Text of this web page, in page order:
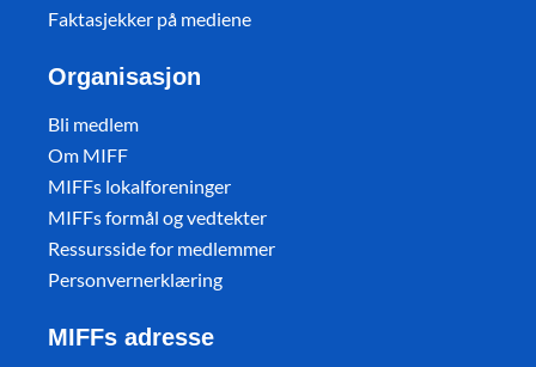
Faktasjekker på mediene
Organisasjon
Bli medlem
Om MIFF
MIFFs lokalforeninger
MIFFs formål og vedtekter
Ressursside for medlemmer
Personvernerklæring
MIFFs adresse